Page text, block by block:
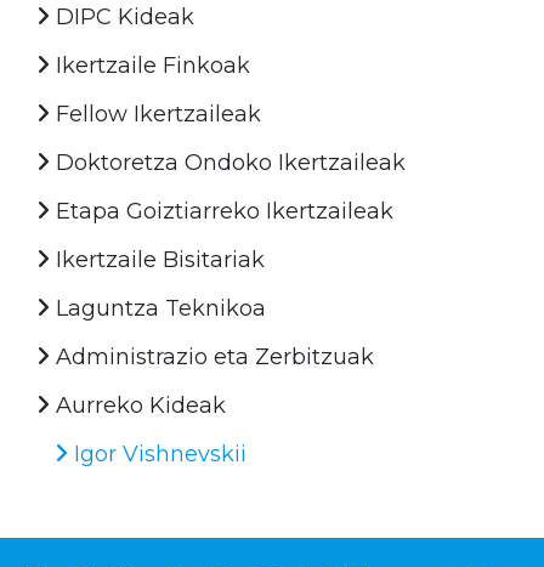
DIPC Kideak
Ikertzaile Finkoak
Fellow Ikertzaileak
Doktoretza Ondoko Ikertzaileak
Etapa Goiztiarreko Ikertzaileak
Ikertzaile Bisitariak
Laguntza Teknikoa
Administrazio eta Zerbitzuak
Aurreko Kideak
Igor Vishnevskii